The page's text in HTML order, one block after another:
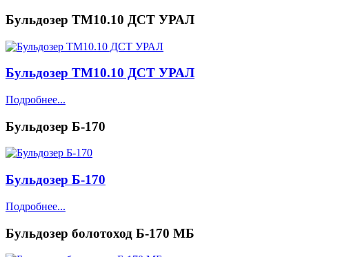
Бульдозер ТМ10.10 ДСТ УРАЛ
Бульдозер ТМ10.10 ДСТ УРАЛ
Подробнее...
Бульдозер Б-170
Бульдозер Б-170
Подробнее...
Бульдозер болотоход Б-170 МБ